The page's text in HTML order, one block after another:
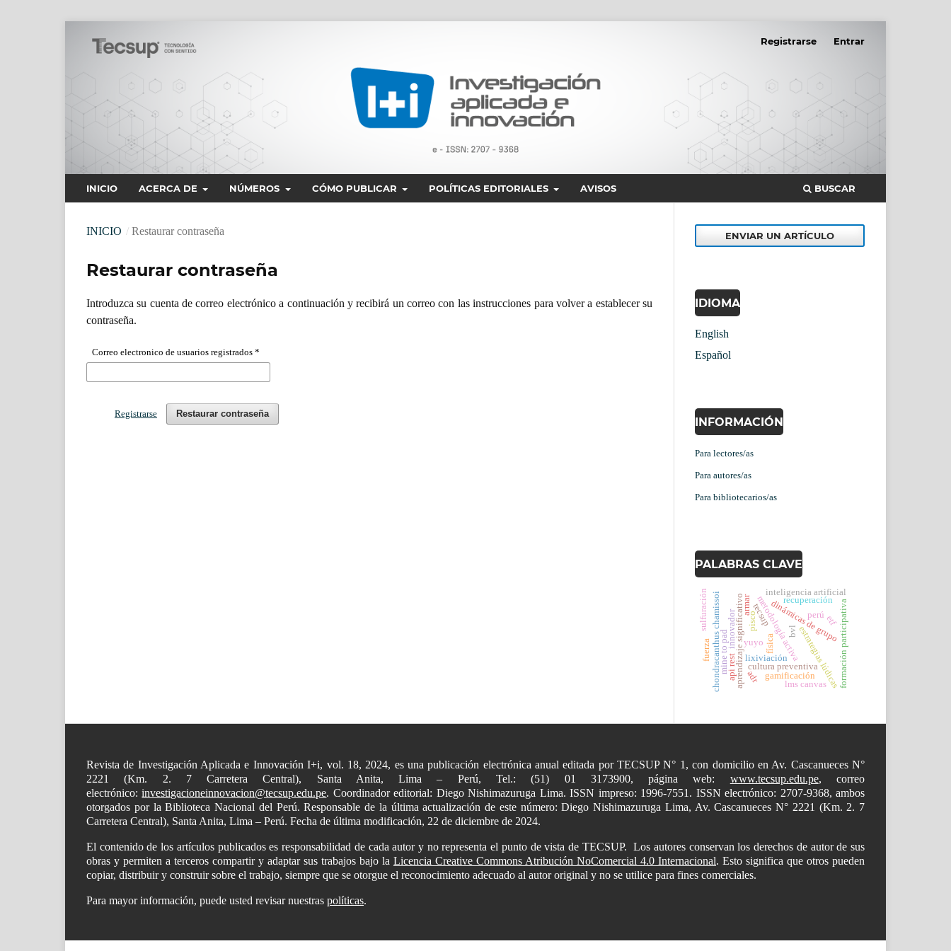
INICIO ACERCA DE NÚMEROS CÓMO PUBLICAR POLÍTICAS EDITORIALES AVISOS BUSCAR
Registrarse Entrar
INICIO / Restaurar contraseña
Restaurar contraseña
Introduzca su cuenta de correo electrónico a continuación y recibirá un correo con las instrucciones para volver a establecer su
contraseña.
Correo electronico de usuarios registrados *
Restaurar contraseña
Registrarse
ENVIAR UN ARTÍCULO
IDIOMA
English
Español
INFORMACIÓN
Para lectores/as
Para autores/as
Para bibliotecarios/as
PALABRAS CLAVE
estrategias lúdicas
metodología activa formación participativa
cultura preventiva
aprendizaje significativo dinámicas de grupo
gamificación
lms canvas
api rest
inteligencia artificial
tecsup
yuyo
chondracanthus chamissoi recuperación
pisco perú
lixiviación
mine to pad física
innovador
fuerza
armar
sulfuración
adr
bvl
etf
Revista de Investigación Aplicada e Innovación I+i, vol. 18, 2024, es una publicación electrónica anual editada por TECSUP N° 1, con domicilio en Av. Cascanueces N°
2221 (Km. 2. 7 Carretera Central), Santa Anita, Lima – Perú, Tel.: (51) 01 3173900, página web: www.tecsup.edu.pe, correo
electrónico:investigacioneinnovacion@tecsup.edu.pe. Coordinador editorial: Diego Nishimazuruga Lima. ISSN impreso: 1996-7551. ISSN electrónico: 2707-9368, ambos
otorgados por la Biblioteca Nacional del Perú. Responsable de la última actualización de este número: Diego Nishimazuruga Lima, Av. Cascanueces N° 2221 (Km. 2. 7
Carretera Central), Santa Anita, Lima – Perú. Fecha de última modificación, 22 de diciembre de 2024.
El contenido de los artículos publicados es responsabilidad de cada autor y no representa el punto de vista de TECSUP. Los autores conservan los derechos de autor de sus
obras y permiten a terceros compartir y adaptar sus trabajos bajo la Licencia Creative Commons Atribución NoComercial 4.0 Internacional. Esto significa que otros pueden
copiar, distribuir y construir sobre el trabajo, siempre que se otorgue el reconocimiento adecuado al autor original y no se utilice para fines comerciales.
Para mayor información, puede usted revisar nuestras políticas.